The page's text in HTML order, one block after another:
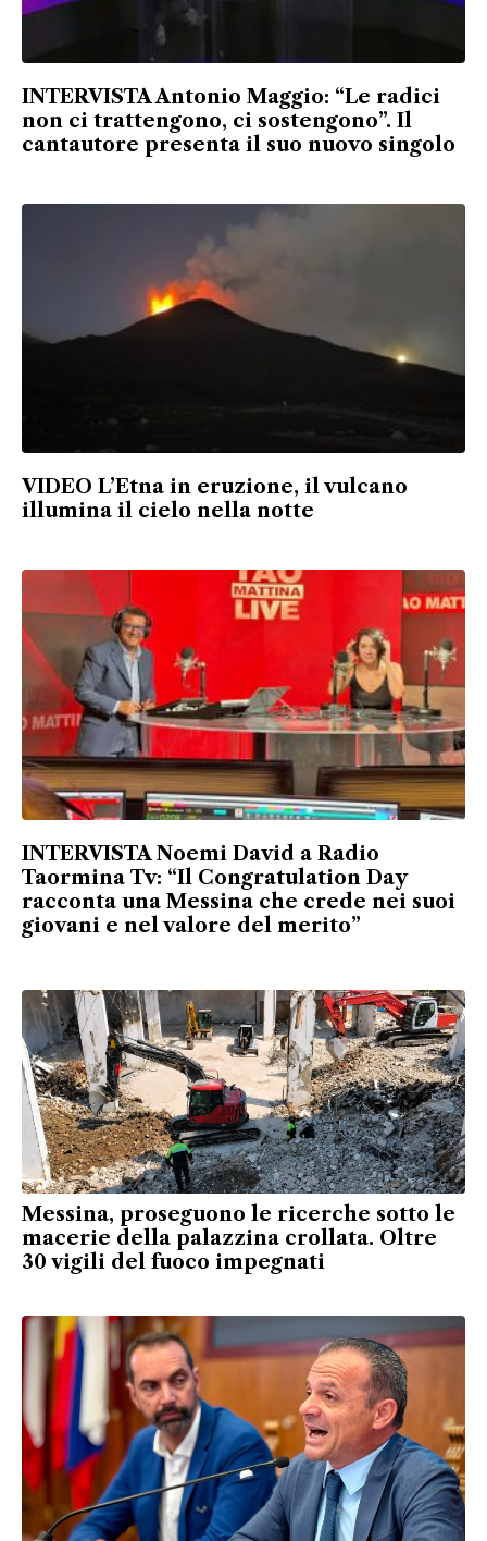
INTERVISTA Antonio Maggio: “Le radici
non ci trattengono, ci sostengono”. Il
cantautore presenta il suo nuovo singolo
VIDEO L’Etna in eruzione, il vulcano
illumina il cielo nella notte
INTERVISTA Noemi David a Radio
Taormina Tv: “Il Congratulation Day
racconta una Messina che crede nei suoi
giovani e nel valore del merito”
Messina, proseguono le ricerche sotto le
macerie della palazzina crollata. Oltre
30 vigili del fuoco impegnati